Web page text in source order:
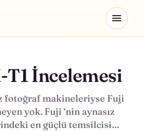
İncelemesi
fotoğraf makineleriyse Fuji
yok. Fuji ‘nin aynasız
en güçlü temsilcisi…